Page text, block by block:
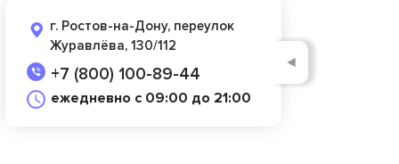
г. Ростов-на-Дону, переулок
Журавлёва, 130/112
+7 (800) 100-89-44
ежедневно с 09:00 до 21:00
◄